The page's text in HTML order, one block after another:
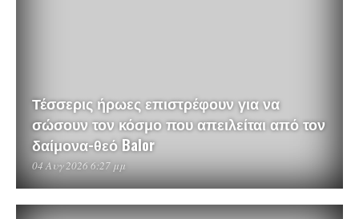
Τέσσερις ήρωες επιστρέφουν για να
σώσουν τον κόσμο που απειλείται από τον
δαίμονα-θεό Balor
04 Αυγ 2026 6:27 μμ